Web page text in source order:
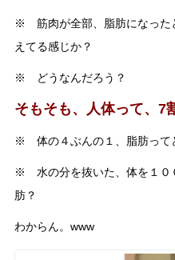
※ 筋肉が全部、脂肪になった
えてる感じか？
※ どうなんだろう？
そもそも、人体って、7
※ 体の４ぶんの１、脂肪って
※ 水の分を抜いた、体を１０
肪？
わからん。www